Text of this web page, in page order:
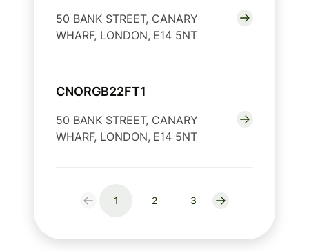
50 BANK STREET, CANARY
WHARF, LONDON, E14 5NT
CNORGB22FT1
50 BANK STREET, CANARY
WHARF, LONDON, E14 5NT
1 2 3